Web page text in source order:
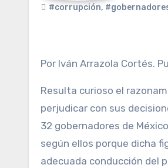
#corrupción,
Por Iván Arrazola Cortés.
Resulta curioso el
perjudicar con sus
32 gobernadores de
según ellos porque dicha
adecuada conducción del